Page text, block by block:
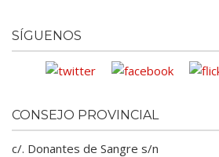
SÍGUENOS
CONSEJO PROVINCIAL
c/. Donantes de Sangre s/n